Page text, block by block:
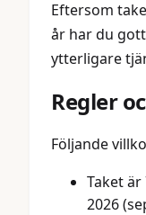
Eftersom
år har du
ytterligare
Regler
Följande
Taket
2026